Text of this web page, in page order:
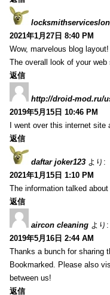
2021年1月27日 8:40 PM
Wow, marvelous blog
The overall look of your
返信
http://droid-mod.ru/
2019年5月15日 10:46 PM
I went over this internet site
返信
daftar joker123 より:
2021年1月15日 1:10 PM
The information talked
返信
aircon cleaning より:
2019年5月16日 2:44 AM
Thanks a bunch for sharing
Bookmarked. Please also
between us!
返信